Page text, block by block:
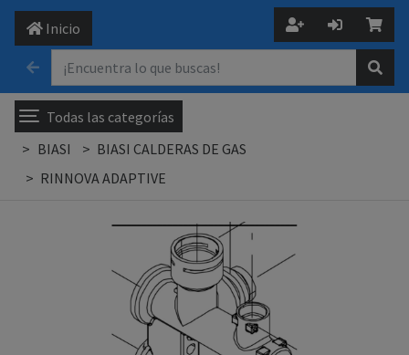
Inicio
Todas las categorías
BIASI
BIASI CALDERAS DE GAS
RINNOVA ADAPTIVE